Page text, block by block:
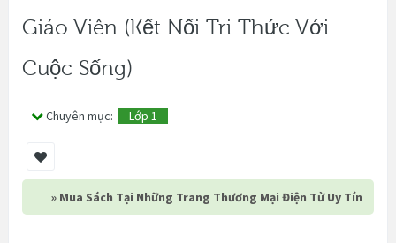
Giáo Viên (Kết Nối Tri Thức Với
Cuộc Sống)
Chuyên mục: Lớp 1
» Mua Sách Tại Những Trang Thương Mại Điện Tử Uy Tín